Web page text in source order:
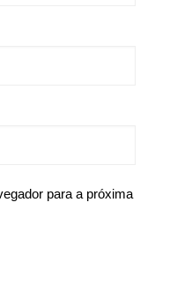
para a próxima